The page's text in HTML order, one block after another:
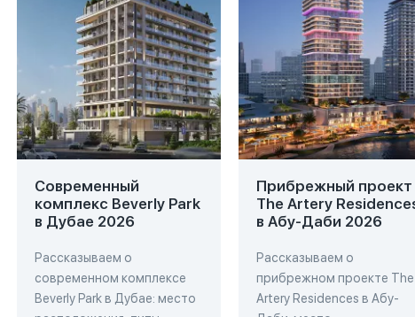
Современный
комплекс Beverly Park
в Дубае 2026
Рассказываем о
современном комплексе
Beverly Park в Дубае: место
Прибрежный проект
The Artery
в Абу-Даби 2026
Рассказываем о
прибрежном проекте The
Artery Residences в Абу-